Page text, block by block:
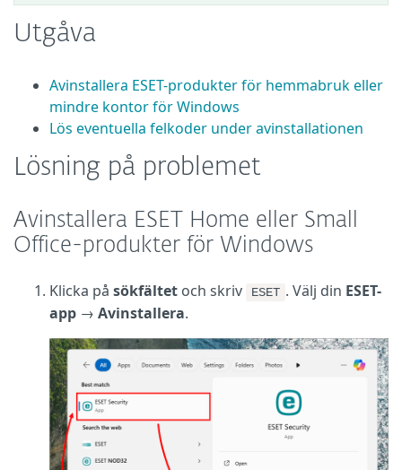
Utgåva
Avinstallera ESET-produkter för hemmabruk eller
mindre kontor för Windows
Lös eventuella felkoder under avinstallationen
Lösning på problemet
Avinstallera ESET Home eller Small
Office-produkter för Windows
Klicka på sökfältet och skriv ESET . Välj din ESET-
app → Avinstallera.